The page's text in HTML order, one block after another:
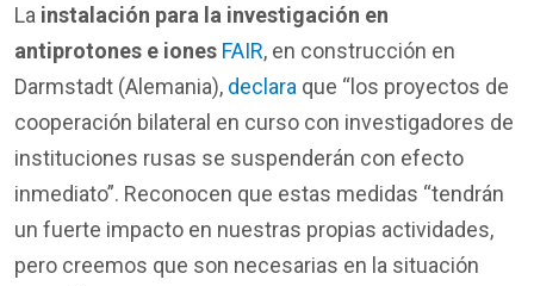
La instalación para la investigación en
antiprotones e iones FAIR, en construcción en
Darmstadt (Alemania), declara que “los proyectos de
cooperación bilateral en curso con investigadores de
instituciones rusas se suspenderán con efecto
inmediato”. Reconocen que estas medidas “tendrán
un fuerte impacto en nuestras propias actividades,
pero creemos que son necesarias en la situación